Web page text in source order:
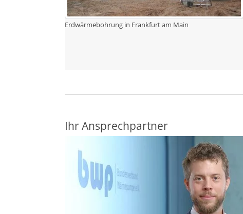
Erdwärmebohrung in Frankfurt am Main
Ihr Ansprechpartner